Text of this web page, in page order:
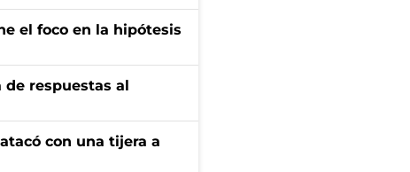
el foco en la hipótesis
respuestas al
con una tijera a